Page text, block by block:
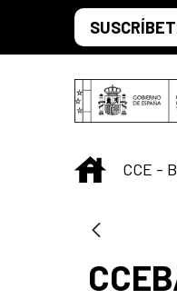
Saltar al contenido
INICIO
CCE -